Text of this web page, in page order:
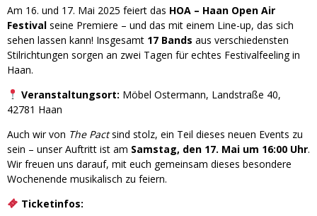
Am 16. und 17. Mai 2025 feiert das HOA – Haan Open Air
Festival seine Premiere – und das mit einem Line-up, das sich
sehen lassen kann! Insgesamt 17 Bands aus verschiedensten
Stilrichtungen sorgen an zwei Tagen für echtes Festivalfeeling in
Haan.
Veranstaltungsort: Möbel Ostermann, Landstraße 40,
42781 Haan
Auch wir von The Pactsind stolz, ein Teil dieses neuen Events zu
sein – unser Auftritt ist am Samstag, den 17. Mai um 16:00 Uhr.
Wir freuen uns darauf, mit euch gemeinsam dieses besondere
Wochenende musikalisch zu feiern.
Ticketinfos: